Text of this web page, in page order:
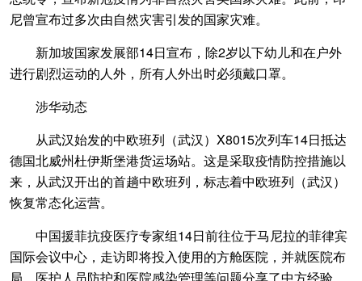
尼曾宣布过多次由自然灾害引发的国家灾难。
新加坡国家发展部14日宣布，除2岁以下幼儿和在户外
进行剧烈运动的人外，所有人外出时必须戴口罩。
涉华动态
从武汉始发的中欧班列（武汉）X8015次列车14日抵达
德国北威州杜伊斯堡港货运场站。这是采取疫情防控措施以
来，从武汉开出的首趟中欧班列，标志着中欧班列（武汉）
恢复常态化运营。
中国援菲抗疫医疗专家组14日前往位于马尼拉的菲律宾
国际会议中心，走访即将投入使用的方舱医院，并就医院布